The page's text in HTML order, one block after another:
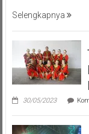
Selengkapnya
30/05/2023